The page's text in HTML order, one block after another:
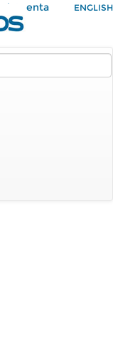
Mi Cuenta ENGLISH